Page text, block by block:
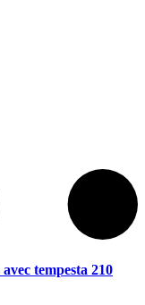
tempesta 210